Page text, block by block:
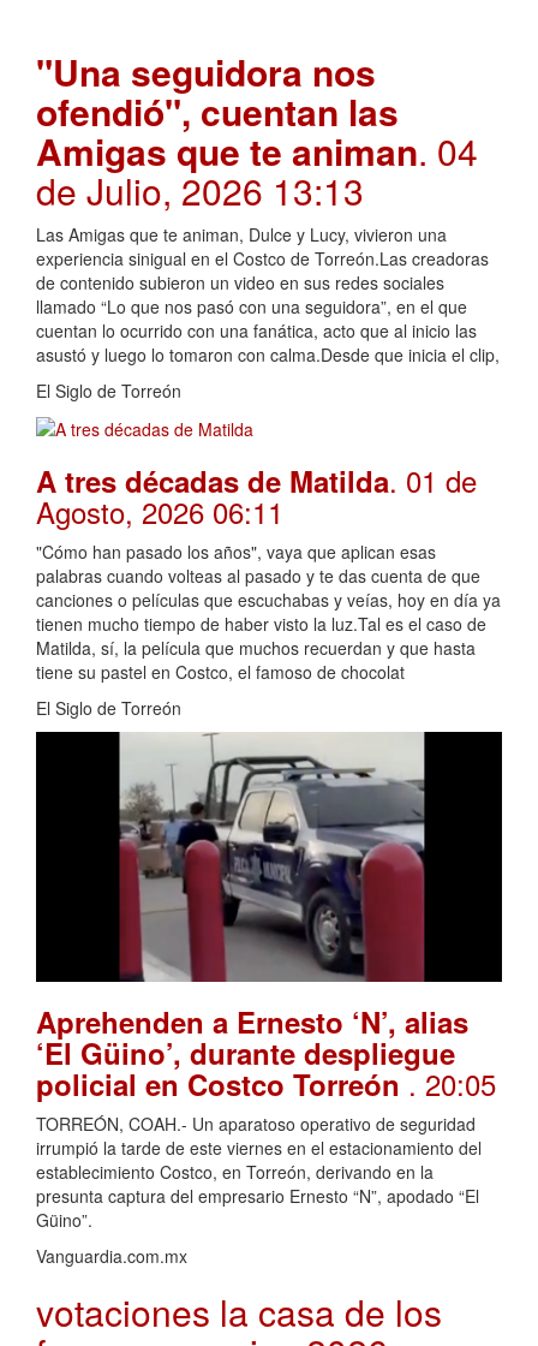
"Una seguidora nos
ofendió", cuentan las
Amigas que te animan. 04
de Julio, 2026 13:13
Las Amigas que te animan, Dulce y Lucy, vivieron una
experiencia sinigual en el Costco de Torreón.Las creadoras
de contenido subieron un video en sus redes sociales
llamado “Lo que nos pasó con una seguidora”, en el que
cuentan lo ocurrido con una fanática, acto que al inicio las
asustó y luego lo tomaron con calma.Desde que inicia el clip,
El Siglo de Torreón
A tres décadas de Matilda. 01 de
Agosto, 2026 06:11
"Cómo han pasado los años", vaya que aplican esas
palabras cuando volteas al pasado y te das cuenta de que
canciones o películas que escuchabas y veías, hoy en día ya
tienen mucho tiempo de haber visto la luz.Tal es el caso de
Matilda, sí, la película que muchos recuerdan y que hasta
tiene su pastel en Costco, el famoso de chocolat
El Siglo de Torreón
Aprehenden a Ernesto ‘N’, alias
‘El Güino’, durante despliegue
policial en Costco Torreón. 20:05
TORREÓN, COAH.- Un aparatoso operativo de seguridad
irrumpió la tarde de este viernes en el estacionamiento del
establecimiento Costco, en Torreón, derivando en la
presunta captura del empresario Ernesto “N”, apodado “El
Güino”.
Vanguardia.com.mx
votaciones la casa de los